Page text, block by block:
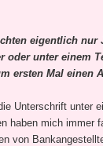
eigentlich nur
oder unter einem
ersten Mal einen
Unterschrift unter
haben mich immer
von